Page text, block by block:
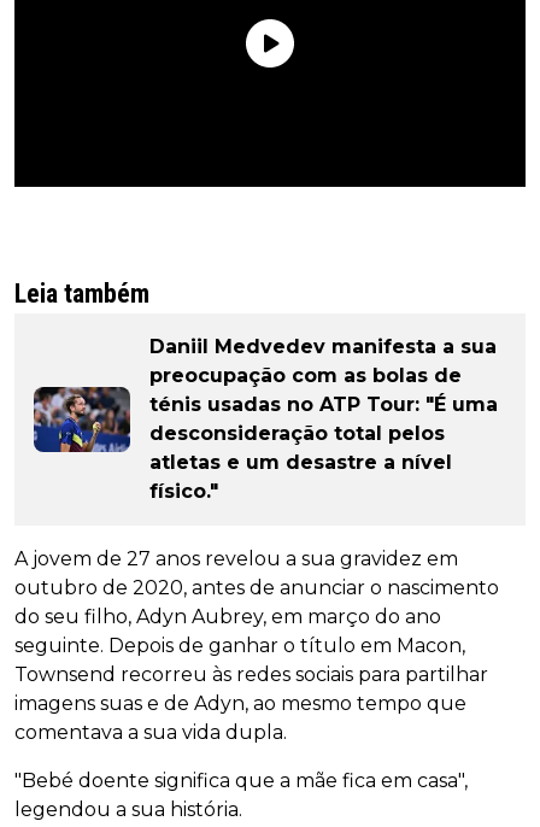
Leia também
Daniil Medvedev manifesta a sua
preocupação com as bolas de
ténis usadas no ATP Tour: "É uma
desconsideração total pelos
atletas e um desastre a nível
físico."
A jovem de 27 anos revelou a sua gravidez em
outubro de 2020, antes de anunciar o nascimento
do seu filho, Adyn Aubrey, em março do ano
seguinte. Depois de ganhar o título em Macon,
Townsend recorreu às redes sociais para partilhar
imagens suas e de Adyn, ao mesmo tempo que
comentava a sua vida dupla.
"Bebé doente significa que a mãe fica em casa",
legendou a sua história.